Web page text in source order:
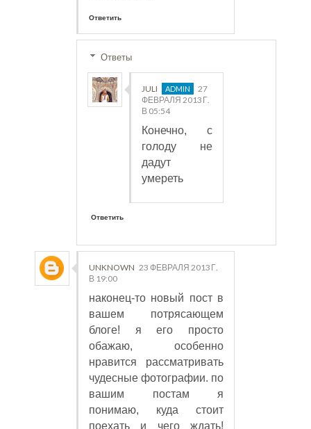
Ответить
Ответы
JULI
27
ФЕВРАЛЯ 2013 Г.
В 05:54
Конечно, с
голоду не
дадут
умереть
Ответить
UNKNOWN 23 ФЕВРАЛЯ 2013 Г.
В 19:00
наконец-то новый пост в
вашем потрясающем
блоге! я его просто
обажаю, особенно
нравится рассматривать
чудесные фотографии. по
вашим постам я
понимаю, куда стоит
поехать и чего ждать!